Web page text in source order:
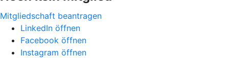
Mitgliedschaft beantragen
LinkedIn öffnen
Facebook öffnen
Instagram öffnen